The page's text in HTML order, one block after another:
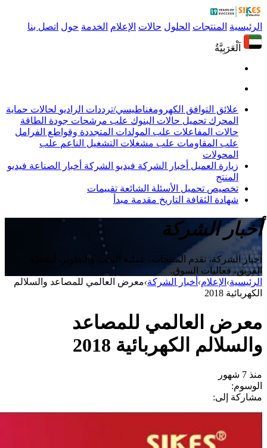
الرئيسية المنتجات الحلول حالات الإعلام الخدمة حول اتصل بنا
اَلْعَرَبِيَّةُ
علائق التوافق الكهرومغناطيسي/ترددات الراديو لحالات حماية
المحرك تحميل حالات البنوك علب مرشحات جودة الطاقة
حالات المفاعلات علب المولدات المتجددة وقواطع الفرامل
علب المقاومات علب مشغلات التشغيل الناعم علب
المحولات
زيارة العميل أخبار الشركة فيديو الشركة أخبار الصناعة فيديو
المنتج
تخصيص تحميل الأسئلة الشائعة تقييمات
شهادة الثقافة التاريخ مقدمة مبدأ
أخبار الشركة
أخبار الشركة، تقدم المنتجات، عملية البحث والتطوير، أنشطة
الفريق، فعاليات السوق.
الرئيسية› الإعلام› أخبار الشركة›معرض العالمي للمصاعد والسلالم
الكهربائية 2018
معرض العالمي للمصاعد
والسلالم الكهربائية 2018
منذ 7 شهور
الوسوم:
مشاركة إلى: